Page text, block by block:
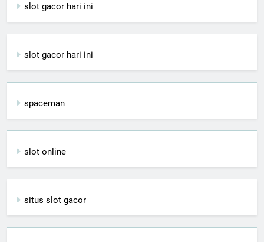
slot gacor hari ini
slot gacor hari ini
spaceman
slot online
situs slot gacor